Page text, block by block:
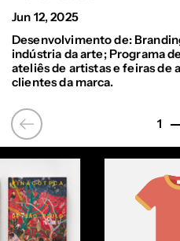
Jun 12, 2025
Desenvolvimento de:
indústria da arte; Programa
ateliês de artistas e feiras de
clientes da marca.
Previous 1